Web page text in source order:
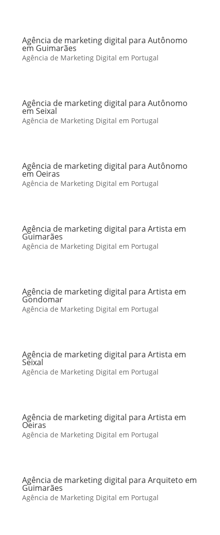
Agência de marketing digital para Autônomo
em Guimarães
Agência de Marketing Digital em Portugal
Agência de marketing digital para Autônomo
em Seixal
Agência de Marketing Digital em Portugal
Agência de marketing digital para Autônomo
em Oeiras
Agência de Marketing Digital em Portugal
Agência de marketing digital para Artista em
Guimarães
Agência de Marketing Digital em Portugal
Agência de marketing digital para Artista em
Gondomar
Agência de Marketing Digital em Portugal
Agência de marketing digital para Artista em
Seixal
Agência de Marketing Digital em Portugal
Agência de marketing digital para Artista em
Oeiras
Agência de Marketing Digital em Portugal
Agência de marketing digital para Arquiteto em
Guimarães
Agência de Marketing Digital em Portugal